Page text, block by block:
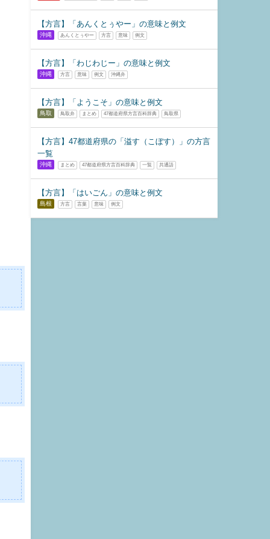
【方言】「あんくとぅやー」の意味と例文
沖縄 あんくとぅやー 方言 意味 例文
【方言】「わじわじー」の意味と例文
沖縄 方言 意味 例文 沖縄弁
【方言】「ようこそ」の意味と例文
鳥取 鳥取弁 まとめ 47都道府県方言百科辞典 鳥取県
【方言】47都道府県の「溢す（こぼす）」の方言
一覧
沖縄 まとめ 47都道府県方言百科辞典 一覧 共通語
【方言】「はいごん」の意味と例文
島根 方言 言葉 意味 例文